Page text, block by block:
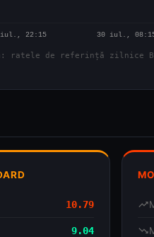
de referință zilnice
10.79
9.04
trending_up
trending_down